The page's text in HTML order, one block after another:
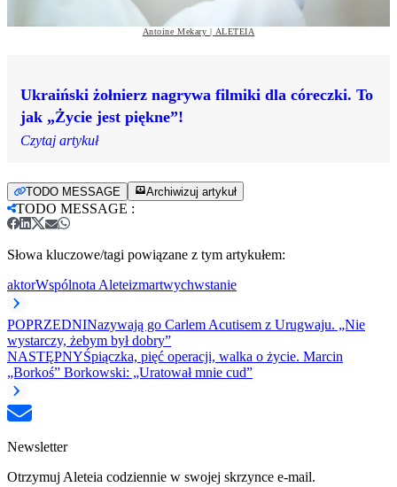
Antoine Mekary | ALETEIA
Ukraiński żołnierz nagrywa filmiki dla córeczki. To
jak „Życie jest piękne”!
Czytaj artykuł
TODO MESSAGE Archiwizuj artykuł
TODO MESSAGE :
Słowa kluczowe/tagi powiązane z tym artykułem:
aktorWspólnota Aleteizmartwychwstanie
POPRZEDNINazywają go Carlem Acutisem z Urugwaju. „Nie
wystarczy, żebym był dobry”
NASTĘPNYŚpiączka, pięć operacji, walka o życie. Marcin
„Borkoś” Borkowski: „Uratował mnie cud”
Newsletter
Otrzymuj Aleteia codziennie w swojej skrzynce e-mail.